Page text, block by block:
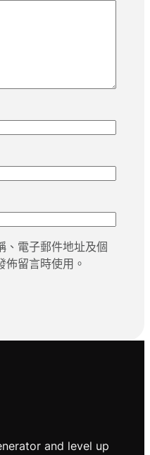
、電子郵件地址及個
佈留言時使用。
and level up